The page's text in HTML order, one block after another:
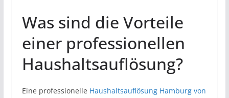
Was sind die Vorteile
einer professionellen
Haushaltsauflösung?
Eine professionelle Haushaltsauflösung Hamburg von